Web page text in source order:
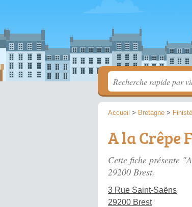
Accueil > Bretagne >
A la Crêpe
Cette fiche présente
29200 Brest.
3 Rue Saint-Saëns
29200 Brest